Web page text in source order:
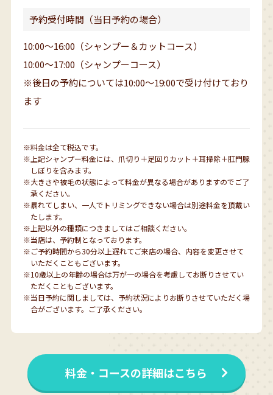
予約受付時間（当日予約の場合）
10:00～16:00（シャンプー＆カットコース）
10:00～17:00（シャンプーコース）
※後日の予約については10:00～19:00で受け付けており
ます
※料金は全て税込です。
※上記シャンプー料金には、爪切り＋足回りカット＋耳掃除＋肛門腺
しぼりを含みます。
※大きさや被毛の状態によって料金が異なる場合がありますのでご了
承ください。
※暴れてしまい、一人でトリミングできない場合は別途料金を頂戴い
たします。
※上記以外の種類につきましてはご相談ください。
※当店は、予約制となっております。
※ご予約時間から30分以上遅れてご来店の場合、内容を変更させて
いただくこともございます。
※10歳以上の年齢の場合は万が一の場合を考慮してお断りさせてい
ただくこともございます。
※当日予約に関しましては、予約状況によりお断りさせていただく場
合がございます。ご了承ください。
料金・コースの詳細はこちら